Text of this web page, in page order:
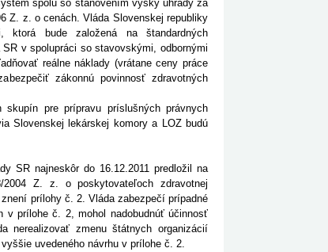
spolu so stanovením výšky úhrady za
Z. z. o cenách. Vláda Slovenskej republiky
ktorá bude založená na štandardných
v spolupráci so stavovskými, odbornými
reálne náklady (vrátane ceny práce
zákonnú povinnosť zdravotných
pre prípravu príslušných právnych
Slovenskej lekárskej komory a LOZ budú
SR najneskôr do 16.12.2011 predložil na
2004 Z. z. o poskytovateľoch zdravotnej
prílohy č. 2. Vláda zabezpečí prípadné
v prílohe č. 2, mohol nadobudnúť účinnosť
nerealizovať zmenu štátnych organizácií
uvedeného návrhu v prílohe č. 2.